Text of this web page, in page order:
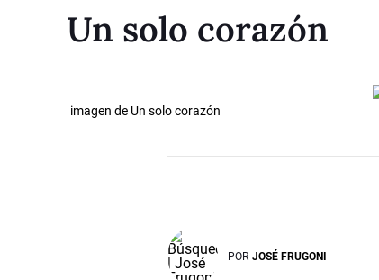
Un solo corazón
imagen de Un solo corazón
POR JOSÉ FRUGONI